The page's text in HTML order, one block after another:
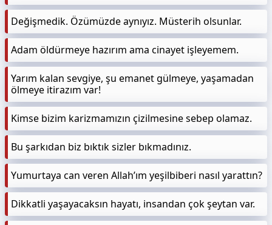
Değişmedik. Özümüzde aynıyız. Müsterih olsunlar.
Adam öldürmeye hazırım ama cinayet işleyemem.
Yarım kalan sevgiye, şu emanet gülmeye, yaşamadan
ölmeye itirazım var!
Kimse bizim karizmamızın çizilmesine sebep olamaz.
Bu şarkıdan biz bıktık sizler bıkmadınız.
Yumurtaya can veren Allah’ım yeşilbiberi nasıl yarattın?
Dikkatli yaşayacaksın hayatı, insandan çok şeytan var.